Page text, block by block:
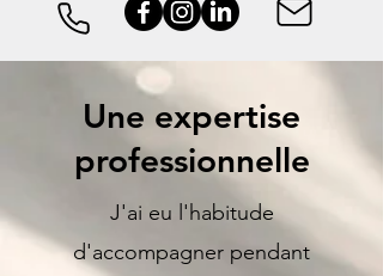
Une expertise
professionnelle
J'ai eu l'habitude
d'accompagner pendant